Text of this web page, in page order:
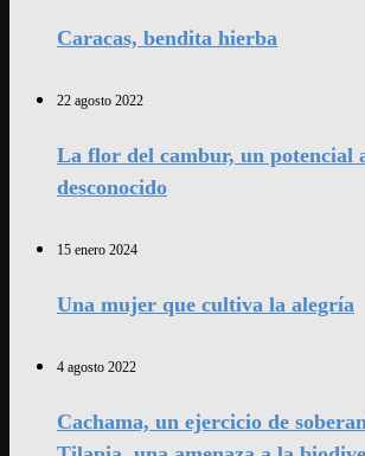
Caracas, bendita hierba
22 agosto 2022
La flor del cambur, un potencial
desconocido
15 enero 2024
Una mujer que cultiva la alegría
4 agosto 2022
Cachama, un ejercicio de